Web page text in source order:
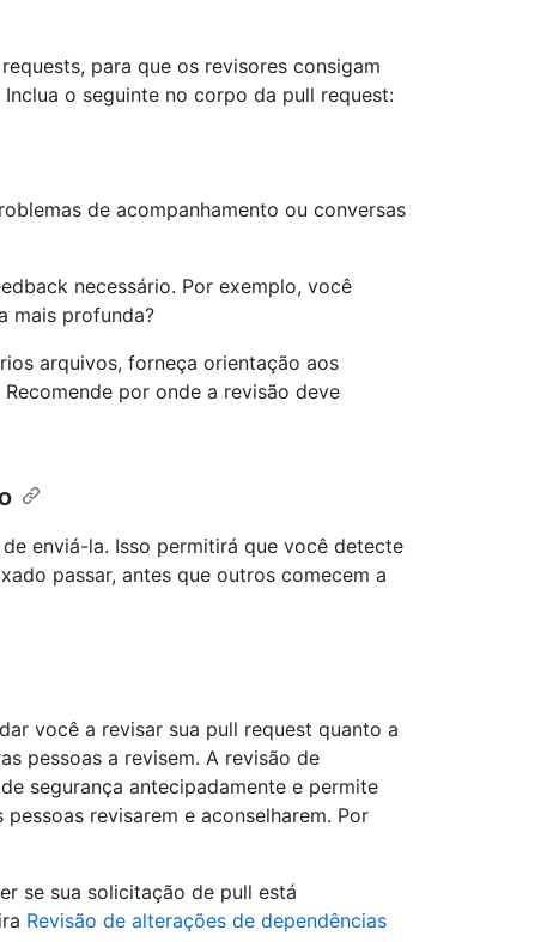
para que os revisores consigam
o seguinte no corpo da pull request:
de acompanhamento ou conversas
necessário. Por exemplo, você
mais profunda?
arquivos, forneça orientação aos
por onde a revisão deve
enviá-la. Isso permitirá que você detecte
passar, antes que outros comecem a
você a revisar sua pull request quanto a
pessoas a revisem. A revisão de
segurança antecipadamente e permite
revisarem e aconselharem. Por
se sua solicitação de pull está
Revisão de alterações de dependências